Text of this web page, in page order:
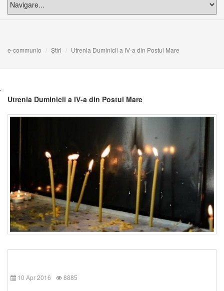
e-communio Știri Utrenia Duminicii a IV-a din Postul Mare
Utrenia Duminicii a IV-a din Postul Mare
10 Apr 2016 8885